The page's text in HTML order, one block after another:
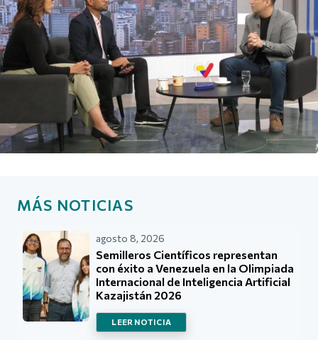
MÁS NOTICIAS
agosto 8, 2026
Semilleros Científicos representan
con éxito a Venezuela en la Olimpiada
Internacional de Inteligencia Artificial
Kazajistán 2026
LEER NOTICIA